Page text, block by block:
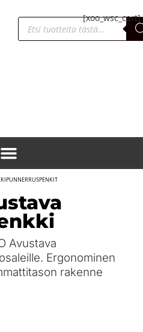
[xoo_wsc_cart]
Avustava
Ergonominen
rakenne